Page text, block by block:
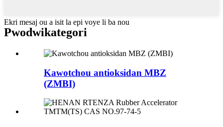
Ekri mesaj ou a isit la epi voye li ba nou
Pwodwikategori
Kawotchou antioksidan MBZ
(ZMBI)